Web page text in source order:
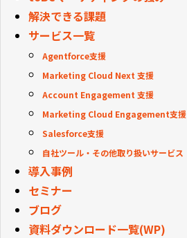
解決できる課題
サービス一覧
Agentforce支援
Marketing Cloud Next 支援
Account Engagement 支援
Marketing Cloud Engagement支援
Salesforce支援
自社ツール・その他取り扱いサービス
導入事例
セミナー
ブログ
資料ダウンロード一覧(WP)